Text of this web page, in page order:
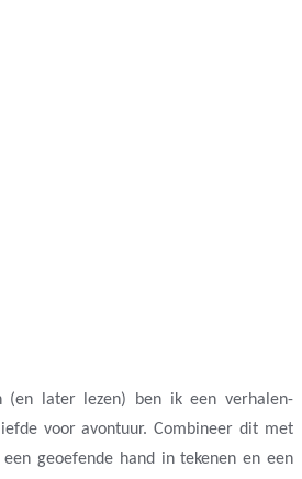
(en later lezen) ben ik een verhalen-
voor avontuur. Combineer dit met
geoefende hand in tekenen en een